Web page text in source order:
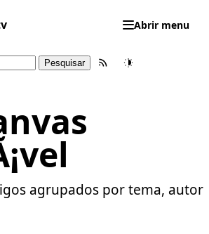
Abrir menu
Feed RSSTema
agrupados por tema, autor